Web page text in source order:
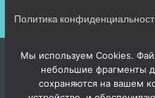
Политика
Мы используем Cookies.
небольшие фрагменты
сохраняются на вашем